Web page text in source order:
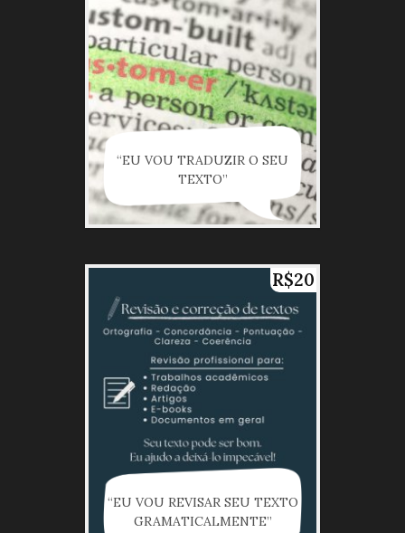
“EU VOU TRADUZIR O SEU
TEXTO”
R$20
“EU VOU REVISAR SEU TEXTO
GRAMATICALMENTE”